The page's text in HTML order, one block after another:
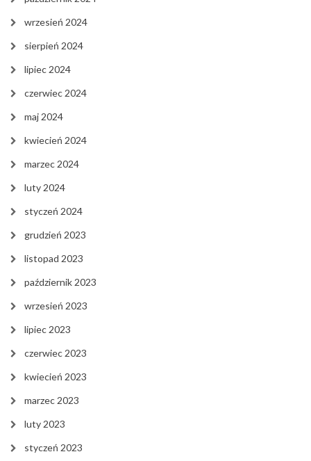
wrzesień 2024
sierpień 2024
lipiec 2024
czerwiec 2024
maj 2024
kwiecień 2024
marzec 2024
luty 2024
styczeń 2024
grudzień 2023
listopad 2023
październik 2023
wrzesień 2023
lipiec 2023
czerwiec 2023
kwiecień 2023
marzec 2023
luty 2023
styczeń 2023